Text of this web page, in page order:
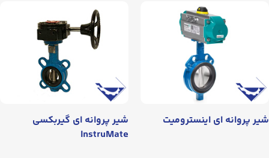
پروانه‌ ای اینسترومیت
شیر پروانه‌ ای گیربکسی
InstruMate